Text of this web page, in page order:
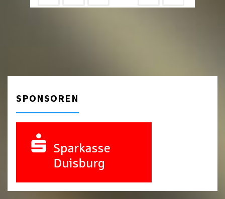
SPONSOREN